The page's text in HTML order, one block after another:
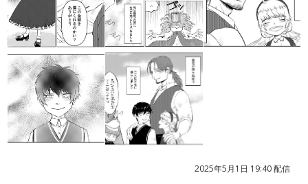
2025年5月1日 19:40 配信